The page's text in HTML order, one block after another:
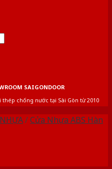
SAIGONDOOR
chống nước tại Sài Gòn từ 2010
/Cửa Nhựa ABS Hàn